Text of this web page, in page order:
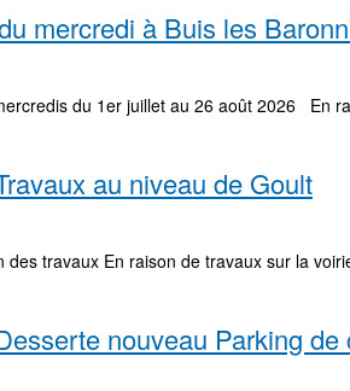
mercredi à Buis les
du 1er juillet au 26 août 2026 En
au niveau de Goult
travaux En raison de travaux sur la
nouveau Parking de